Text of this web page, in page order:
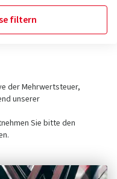
filtern
der Mehrwertsteuer,
unserer
Sie bitte den